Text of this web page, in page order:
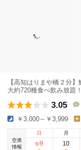
【高知はりまや橋２分
大約720種食べ飲み放題！
3.05
￥3,000～￥3,999
空席
情報
日
8/9
月
10